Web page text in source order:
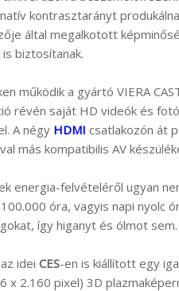
kontrasztarányt
által megalkotott
biztosítanak.
működik a gyártó VIERA
révén saját HD videók és
A négy HDMI csatlakozón át
más kompatibilis AV
energia-felvételéről ugyan
óra, vagyis napi nyolc
így higanyt és ólmot sem.
az idei CES-en is kiállított egy
x 2.160 pixel) 3D